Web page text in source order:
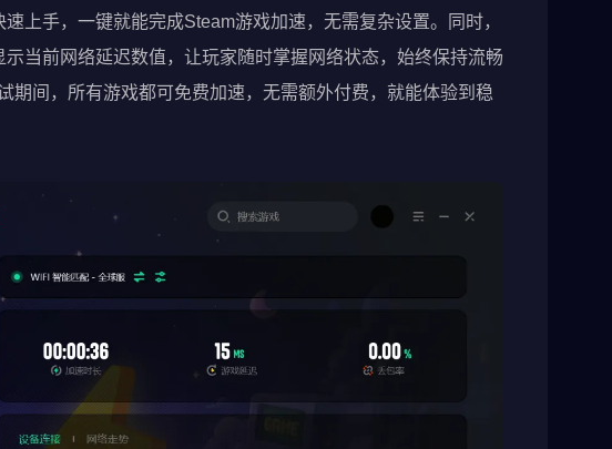
上手，一键就能完成Steam游戏加速，无需复杂设置。同时，
当前网络延迟数值，让玩家随时掌握网络状态，始终保持流畅
期间，所有游戏都可免费加速，无需额外付费，就能体验到稳